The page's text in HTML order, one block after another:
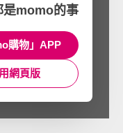
是momo的事
購物」APP
網頁版